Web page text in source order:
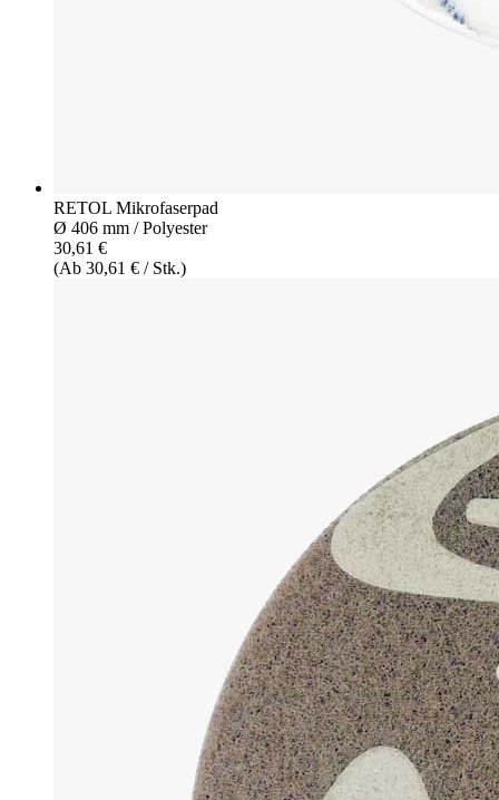
RETOL Mikrofaserpad
Ø 406 mm / Polyester
30,61 €
(Ab 30,61 € / Stk.)